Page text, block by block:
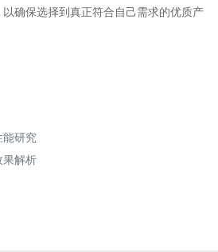
确保选择到真正符合自己需求的优质产
能研究
果解析